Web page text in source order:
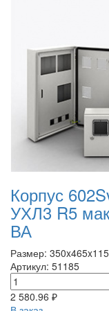
Корпус
УХЛ3 R5
ВА
Размер: 350x465x115
Артикул: 51185
2 580.96 ₽